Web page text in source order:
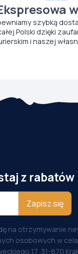
szybką
Polski dzięki
i naszej
z rabatów
Zapisz się
na otrzymywanie
osobowych w
17, 31-870